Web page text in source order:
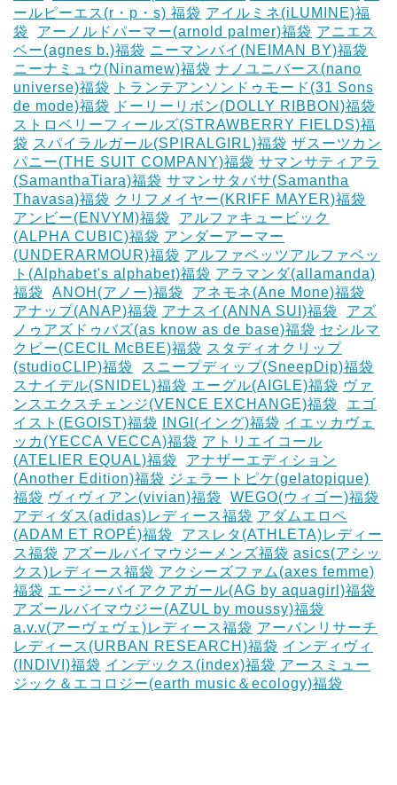
ールピーエス(r・p・s) 福袋 アイルミネ(iLUMINE)福
袋
アーノルドパーマー(arnold palmer)福袋 アニエス
ベー(agnes b.)福袋 ニーマンバイ(NEIMAN BY)福袋
ニーナミュウ(Ninamew)福袋 ナノユニバース(nano
universe)福袋
トランテアンソンドゥモード(31 Sons
de mode)福袋
ドーリーリボン(DOLLY RIBBON)福袋
ストロベリーフィールズ(STRAWBERRY FIELDS)福
袋 スパイラルガール(SPIRALGIRL)福袋 ザスーツカン
パニー(THE SUIT COMPANY)福袋 サマンサティアラ
(SamanthaTiara)福袋 サマンサタバサ(Samantha
Thavasa)福袋 クリフメイヤー(KRIFF MAYER)福袋
アンビー(ENVYM)福袋
アルファキュービック
(ALPHA CUBIC)福袋 アンダーアーマー
(UNDERARMOUR)福袋 アルファベッツアルファベッ
ト(Alphabet's alphabet)福袋 アラマンダ(allamanda)
福袋
ANOH(アノー)福袋
アネモネ(Ane Mone)福袋
アナップ(ANAP)福袋 アナスイ(ANNA SUI)福袋
アズ
ノゥアズドゥバズ(as know as de base)福袋 セシルマ
クビー(CECIL McBEE)福袋 スタディオクリップ
(studioCLIP)福袋
スニープディップ(SneepDip)福袋
スナイデル(SNIDEL)福袋 エーグル(AIGLE)福袋 ‎ヴァ
ンスエクスチェンジ(VENCE EXCHANGE)福袋
エゴ
イスト(EGOIST)福袋
‎INGI(イング)福袋 イエッカヴェ
ッカ(YECCA VECCA)福袋 アトリエイコール
(ATELIER EQUAL)福袋
アナザーエディション
(Another Edition)福袋 ジェラートピケ(gelatopique)
福袋 ヴィヴィアン(vivian)福袋
WEGO(ウィゴー)福袋
アディダス(adidas)レディース福袋 アダムエロペ
(ADAM ET ROPÉ)福袋
アスレタ(ATHLETA)レディー
ス福袋 アズールバイマウジーメンズ福袋 asics(アシッ
クス)レディース福袋 アクシーズファム(axes femme)
福袋 エージーバイアクアガール(AG by aquagirl)福袋
アズールバイマウジー(AZUL by moussy)福袋
a.v.v(アーヴェヴェ)レディース福袋 アーバンリサーチ
レディース(URBAN RESEARCH)福袋 インディヴィ
(INDIVI)福袋 インデックス(index)福袋 アースミュー
ジック＆エコロジー(earth music＆ecology)福袋